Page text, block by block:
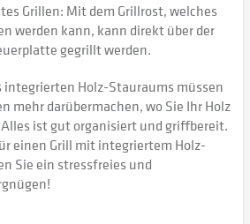
Grillen: Mit dem Grillrost, welches
werden kann, kann direkt über der
gegrillt werden.
Holz-Stauraums müssen
mehr darübermachen, wo Sie Ihr Holz
ist gut organisiert und griffbereit.
einen Grill mit integriertem Holz-
Sie ein stressfreies und